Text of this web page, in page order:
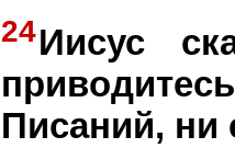
24Иисус
Писаний,